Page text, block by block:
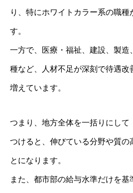
り、特にホワイトカラー系の職種
す。
一方で、医療・福祉、建設、製造
種など、人材不足が深刻で待遇改
増えています。
つまり、地方全体を一括りにして
つけると、伸びている分野や質の
とになります。
また、都市部の給与水準だけを